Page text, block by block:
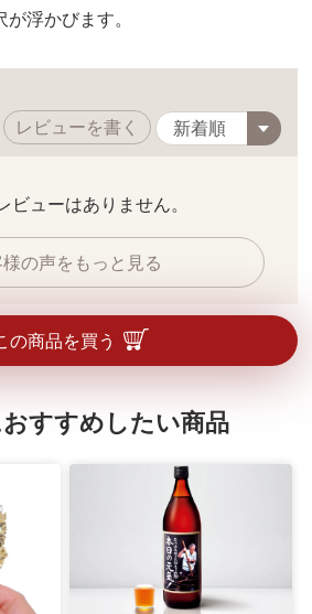
浮かびます。
レビューを書く
ビューはありません。
様の声をもっと見る
の商品を買う
すすめしたい商品